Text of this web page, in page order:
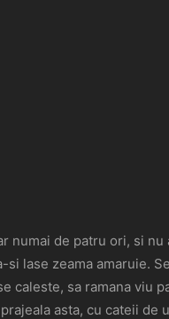
de patru ori, si
lase zeama amaruie.
sa ramana viu
asta, cu cateii